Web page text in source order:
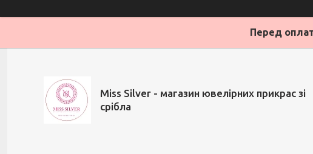
Перед
Miss Silver - магазин ювелірних прикрас зі
срібла